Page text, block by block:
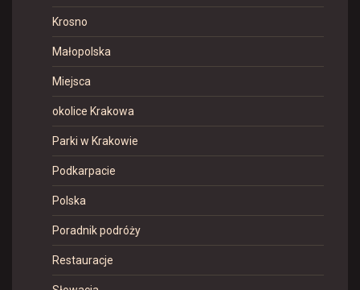
Krosno
Małopolska
Miejsca
okolice Krakowa
Parki w Krakowie
Podkarpacie
Polska
Poradnik podróży
Restauracje